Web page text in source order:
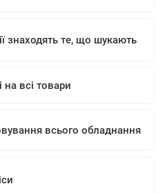
знаходять те, що шукають
на всі товари
всього обладнання